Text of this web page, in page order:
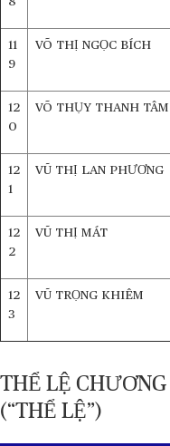
11
9
VÕ THỊ NGỌC BÍCH
12
0
VÕ THỤY THANH TÂM
12
1
VŨ THỊ LAN PHƯƠNG
12
2
VŨ THỊ MÁT
12
3
VŨ TRỌNG KHIÊM
THỂ LỆ
(“THỂ LỆ”)